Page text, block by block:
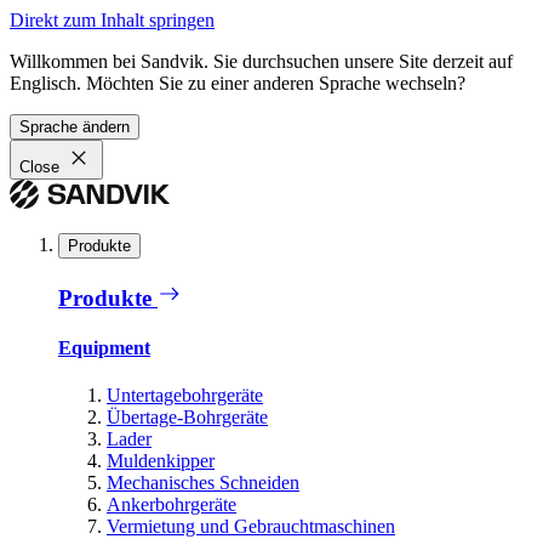
Direkt zum Inhalt springen
Willkommen bei Sandvik. Sie durchsuchen unsere Site derzeit auf
Englisch. Möchten Sie zu einer anderen Sprache wechseln?
Sprache ändern
Close
Produkte
Produkte
Equipment
Untertagebohrgeräte
Übertage-Bohrgeräte
Lader
Muldenkipper
Mechanisches Schneiden
Ankerbohrgeräte
Vermietung und Gebrauchtmaschinen